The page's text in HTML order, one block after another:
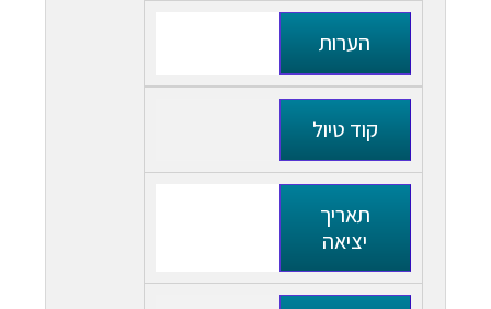
הערות
קוד טיול
תאריך
יציאה